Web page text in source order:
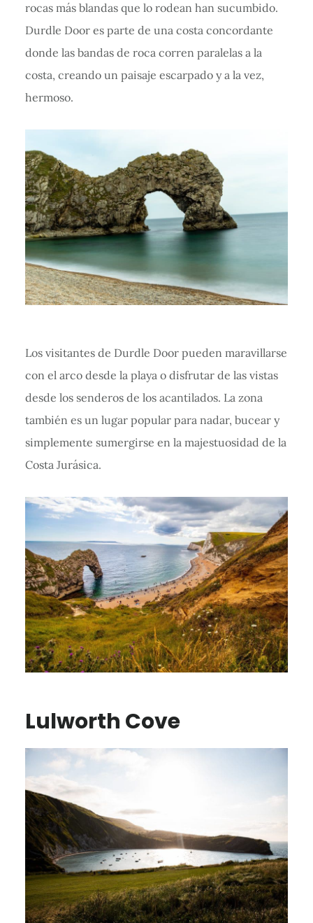
rocas más blandas que lo rodean han sucumbido.
Durdle Door es parte de una costa concordante
donde las bandas de roca corren paralelas a la
costa, creando un paisaje escarpado y a la vez,
hermoso.
Los visitantes de Durdle Door pueden maravillarse
con el arco desde la playa o disfrutar de las vistas
desde los senderos de los acantilados. La zona
también es un lugar popular para nadar, bucear y
simplemente sumergirse en la majestuosidad de la
Costa Jurásica.
Lulworth Cove